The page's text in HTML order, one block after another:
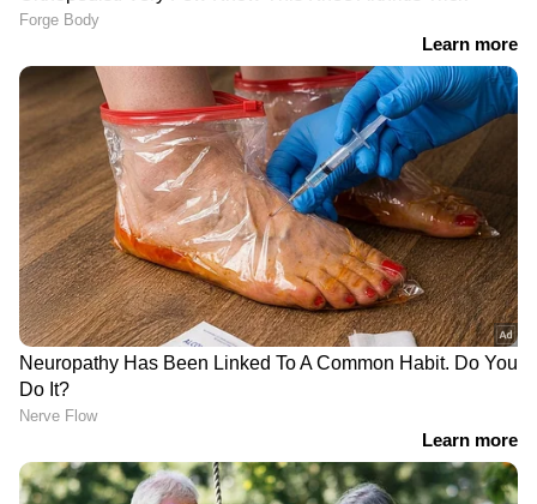
അടങ്ങിയിട്ടുണ്ട്. ഇത് വരകൾ, ചുളിവുകൾ,
പ്രായത്തിൻ്റെ പാടുകൾ, കറുത്ത വൃത്തങ്ങൾ
എന്നിവയെ ചെറുക്കാൻ സഹായിക്കുന്നു.
കണ്ണുകളെ സംരക്ഷിക്കാൻ വിറ്റാമിൻ എ
അടങ്ങിയ ആറ് ഭക്ഷണങ്ങൾ